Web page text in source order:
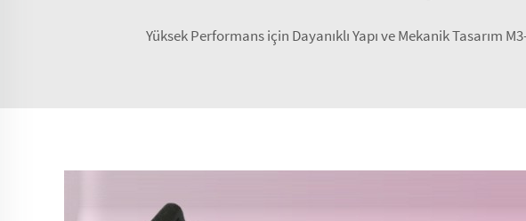
Yüksek Performans için Dayanıklı Yapı ve Mekanik Tasarım